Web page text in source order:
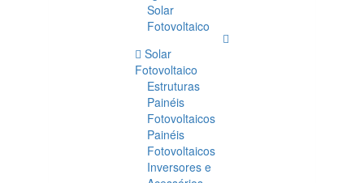
Solar
Fotovoltaico
Solar
Fotovoltaico
Estruturas
Painéis
Fotovoltaicos
Painéis
Fotovoltaicos
Inversores e